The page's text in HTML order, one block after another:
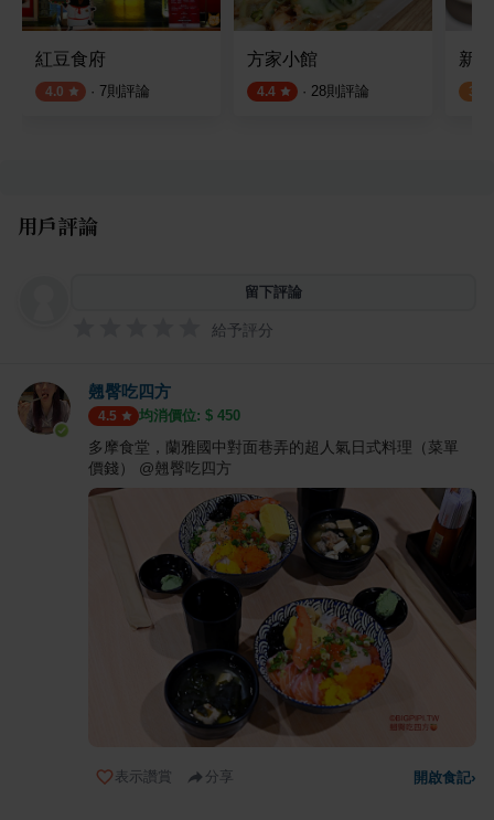
紅豆食府
4.0 · 7則評論
方家小館
4.4 · 28則評論
新
3.0
用戶評論
留下評論
給予評分
翹臀吃四方
4.5 均消價位: $ 450
多摩食堂，蘭雅國中對面巷弄的超人氣日式料理（菜單
價錢） @翹臀吃四方
表示讚賞 分享 開啟食記›